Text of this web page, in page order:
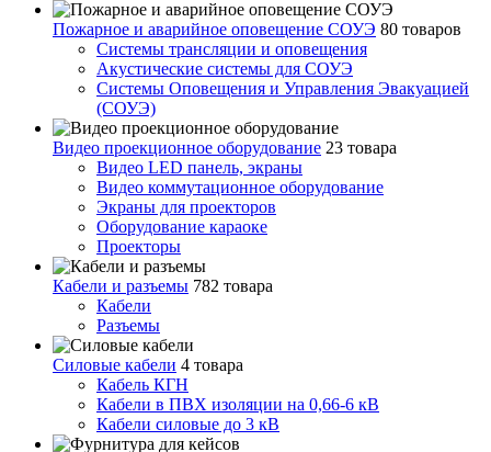
Пожарное и аварийное оповещение СОУЭ 80 товаров
Cистемы трансляции и оповещения
Акустические системы для СОУЭ
Системы Оповещения и Управления Эвакуацией
(СОУЭ)
Видео проекционное оборудование 23 товара
Видео LED панель, экраны
Видео коммутационное оборудование
Экраны для проекторов
Оборудование караоке
Проекторы
Кабели и разъемы 782 товара
Кабели
Разъемы
Силовые кабели 4 товара
Кабель КГН
Кабели в ПВХ изоляции на 0,66-6 кВ
Кабели силовые до 3 кВ